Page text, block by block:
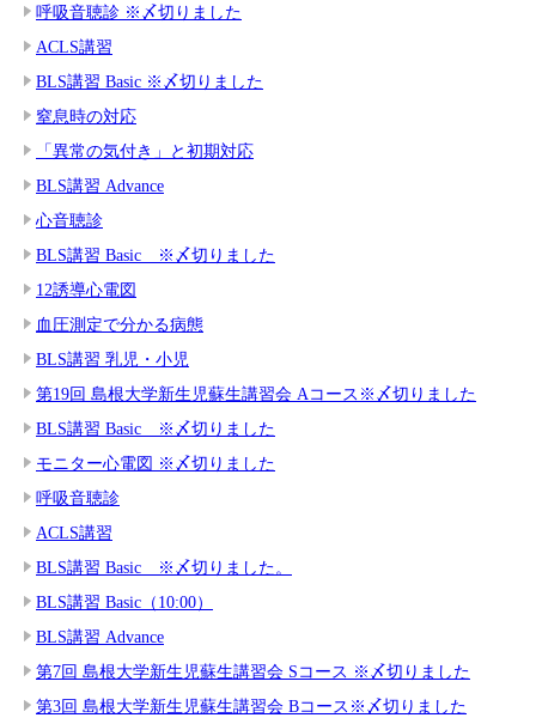
呼吸音聴診 ※〆切りました
ACLS講習
BLS講習 Basic ※〆切りました
窒息時の対応
「異常の気付き」と初期対応
BLS講習 Advance
心音聴診
BLS講習 Basic ※〆切りました
12誘導心電図
血圧測定で分かる病態
BLS講習 乳児・小児
第19回 島根大学新生児蘇生講習会 Aコース※〆切りました
BLS講習 Basic ※〆切りました
モニター心電図 ※〆切りました
呼吸音聴診
ACLS講習
BLS講習 Basic ※〆切りました。
BLS講習 Basic（10:00）
BLS講習 Advance
第7回 島根大学新生児蘇生講習会 Sコース ※〆切りました
第3回 島根大学新生児蘇生講習会 Bコース※〆切りました